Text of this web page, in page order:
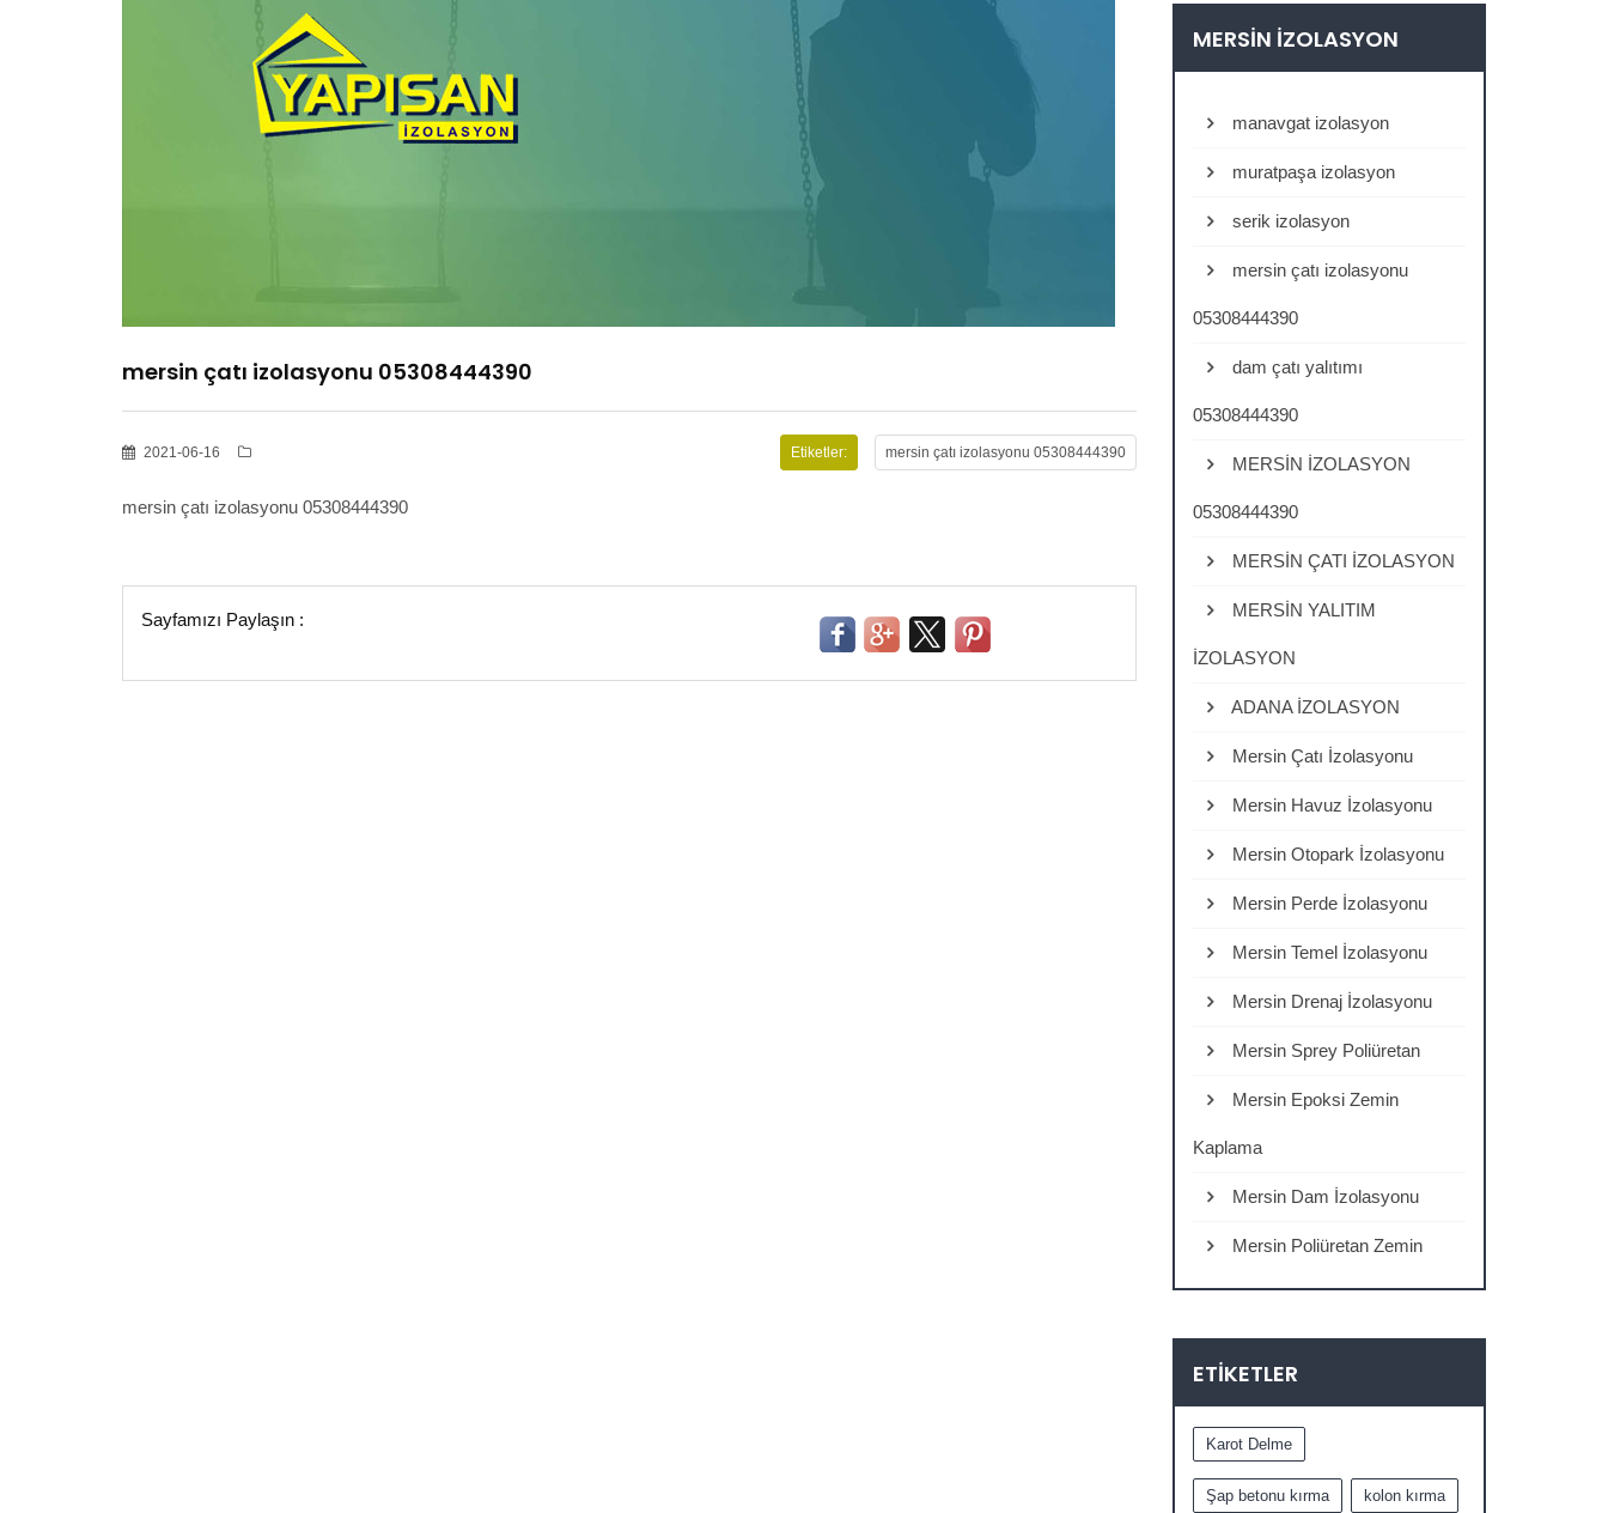
mersin çatı izolasyonu 05308444390
2021-06-16 Etiketler: mersin çatı izolasyonu 05308444390
mersin çatı izolasyonu 05308444390
Sayfamızı Paylaşın :
MERSIN İZOLASYON
manavgat izolasyon
muratpaşa izolasyon
serik izolasyon
mersin çatı izolasyonu
05308444390
dam çatı yalıtımı
05308444390
MERSİN İZOLASYON
05308444390
MERSİN ÇATI İZOLASYON
MERSİN YALITIM
İZOLASYON
ADANA İZOLASYON
Mersin Çatı İzolasyonu
Mersin Havuz İzolasyonu
Mersin Otopark İzolasyonu
Mersin Perde İzolasyonu
Mersin Temel İzolasyonu
Mersin Drenaj İzolasyonu
Mersin Sprey Poliüretan
Mersin Epoksi Zemin
Kaplama
Mersin Dam İzolasyonu
Mersin Poliüretan Zemin
ETIKETLER
Karot Delme
Şap betonu kırma kolon kırma